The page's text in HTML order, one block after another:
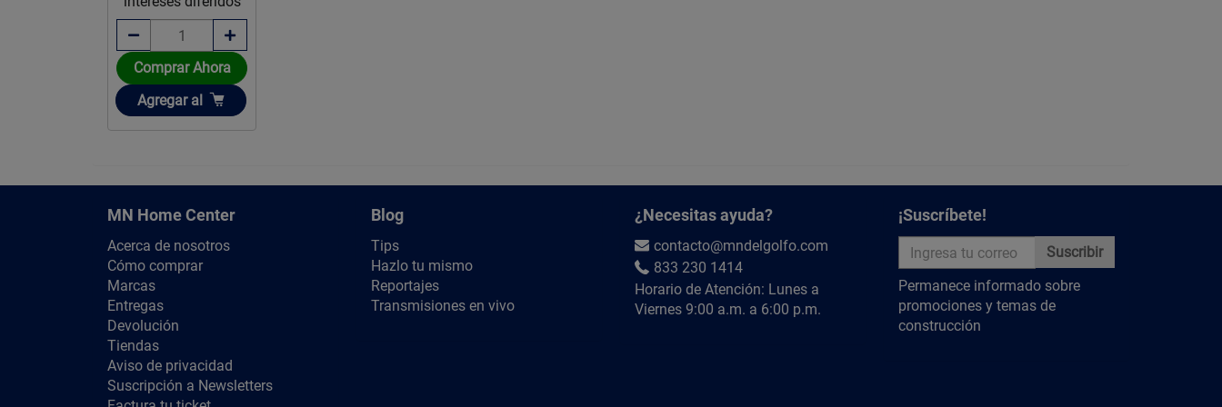
manera eficiente y silenciosa, proporcionando un ambiente fresco y confortable.
MANTENIMIENTO:
Inspecciona regularmente las rejillas y elimina cualquier acumulación de polvo o suciedad. Una vez
al año, solicita un servicio técnico especializado para revisar el correcto funcionamiento del equipo,
verificar las conexiones eléctricas, limpiar el condensador y verificar los niveles de refrigerante.
Comprar Ahora
Añadir
Agregar al
MN Home Center
Acerca de nosotros
Cómo comprar
Marcas
Entregas
Devolución
Tiendas
Aviso de privacidad
Suscripción a Newsletters
Blog
Tips
Hazlo tu mismo
Reportajes
Transmisiones en vivo
¿Necesitas ayuda?
contacto@mndelgolfo.com
833 230 1414
Horario de Atención: Lunes a
Viernes 9:00 a.m. a 6:00 p.m.
¡Suscríbete!
Suscribir
Permanece informado sobre
promociones y temas de
construcción